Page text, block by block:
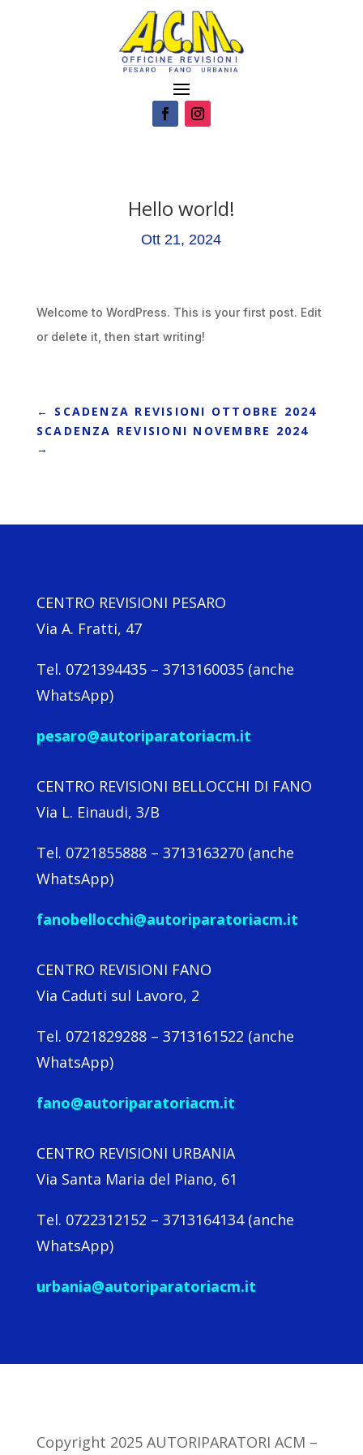
Hello world!
Ott 21, 2024
Welcome to WordPress. This is your first post. Edit
or delete it, then start writing!
← SCADENZA REVISIONI OTTOBRE 2024
SCADENZA REVISIONI NOVEMBRE 2024
→
CENTRO REVISIONI PESARO
Via A. Fratti, 47
Tel. 0721394435 – 3713160035 (anche
WhatsApp)
pesaro@autoriparatoriacm.it
CENTRO REVISIONI BELLOCCHI DI FANO
Via L. Einaudi, 3/B
Tel. 0721855888 – 3713163270 (anche
WhatsApp)
fanobellocchi@autoriparatoriacm.it
CENTRO REVISIONI FANO
Via Caduti sul Lavoro, 2
Tel. 0721829288 – 3713161522 (anche
WhatsApp)
fano@autoriparatoriacm.it
CENTRO REVISIONI URBANIA
Via Santa Maria del Piano, 61
Tel. 0722312152 – 3713164134 (anche
WhatsApp)
urbania@autoriparatoriacm.it
Copyright 2025 AUTORIPARATORI ACM –